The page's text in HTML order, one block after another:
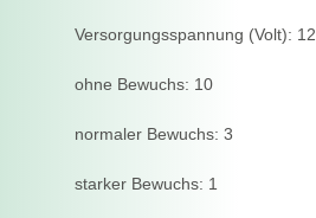
Versorgungsspannung (Volt): 12
ohne Bewuchs: 10
normaler Bewuchs: 3
starker Bewuchs: 1